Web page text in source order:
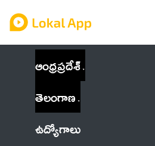
ఆంధ్రప్రదేశ్
తెలంగాణ
ఉద్యోగాలు